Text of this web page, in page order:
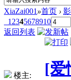
XiaZai001 »首页 ›
1 2345678910
返回列表
楼主:
[爱